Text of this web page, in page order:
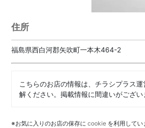
住所
福島県西白河郡矢吹町一本木464-2
こちらのお店の情報は、チラシプラス
解ください。掲載情報に間違いがござい
※お気に入りのお店の保存に cookie を利用してい